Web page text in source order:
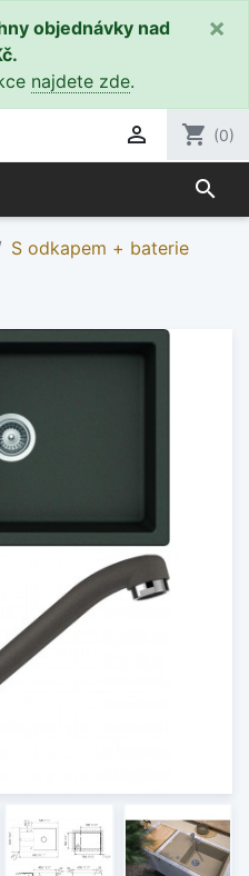
objednávky nad
najdete zde.
×
 shopping_cart (0)
search
S odkapem + baterie